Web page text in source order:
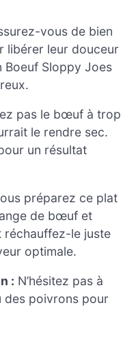
vous de bien
libérer leur douceur
Boeuf Sloppy Joes
pas le bœuf à trop
le rendre sec.
un résultat
préparez ce plat
de bœuf et
réchauffez-le juste
optimale.
: N’hésitez pas à
des poivrons pour